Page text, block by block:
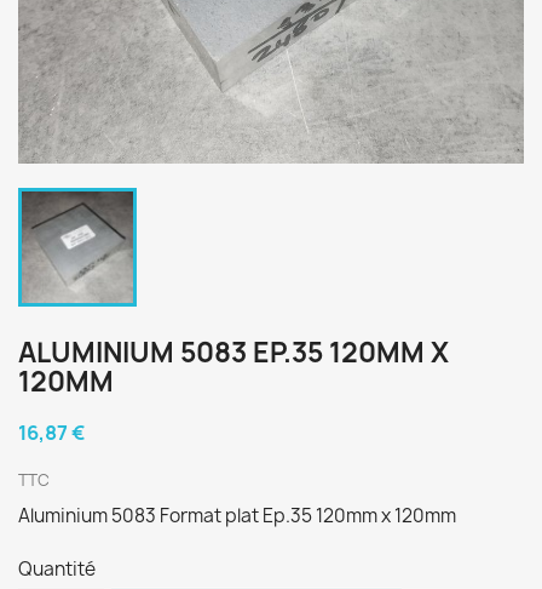
ALUMINIUM 5083 EP.35 120MM X
120MM
16,87 €
TTC
Aluminium 5083 Format plat Ep.35 120mm x 120mm
Quantité